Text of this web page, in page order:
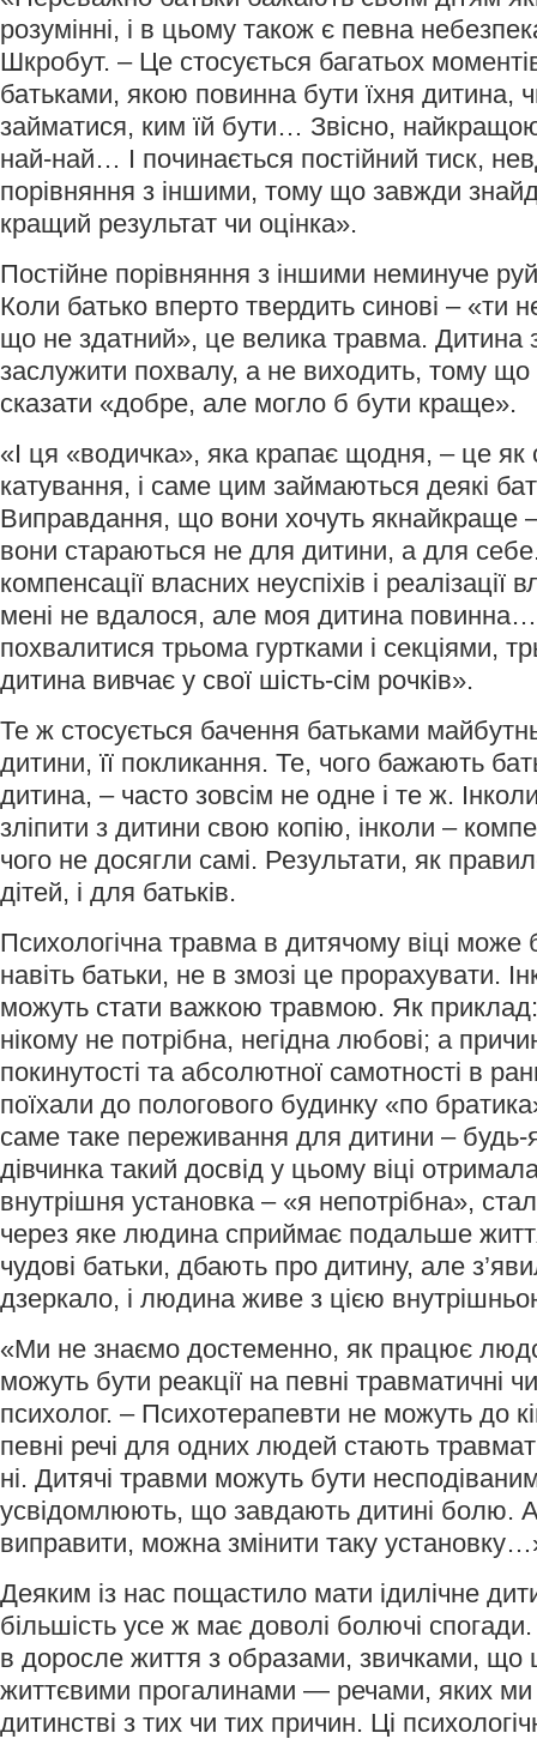
розумінні, і в цьому також є певна
Шкробут. – Це стосується багатьох
батьками, якою повинна бути їхня дитина,
займатися, ким їй бути… Звісно,
най-най… І починається постійний тиск,
порівняння з іншими, тому що завжди
кращий результат чи оцінка».
Постійне порівняння з іншими неминуче
Коли батько вперто твердить синові – «ти
що не здатний», це велика травма. Дитина
заслужити похвалу, а не виходить, тому
сказати «добре, але могло б бути краще».
«І ця «водичка», яка крапає щодня, – це як
катування, і саме цим займаються деякі
Виправдання, що вони хочуть якнайкраще
вони стараються не для дитини, а для
компенсації власних неуспіхів і
мені не вдалося, але моя дитина
похвалитися трьома гуртками і секціями,
дитина вивчає у свої шість-сім рочків».
Те ж стосується бачення батьками
дитини, її покликання. Те, чого бажають
дитина, – часто зовсім не одне і те ж.
зліпити з дитини свою копію, інколи –
чого не досягли самі. Результати, як
дітей, і для батьків.
Психологічна травма в дитячому віці може
навіть батьки, не в змозі це прорахувати.
можуть стати важкою травмою. Як
нікому не потрібна, негідна любові; а
покинутості та абсолютної самотності в
поїхали до пологового будинку «по
саме таке переживання для дитини – будь-
дівчинка такий досвід у цьому віці
внутрішня установка – «я непотрібна»,
через яке людина сприймає подальше
чудові батьки, дбають про дитину, але
дзеркало, і людина живе з цією
«Ми не знаємо достеменно, як працює
можуть бути реакції на певні травматичні
психолог. – Психотерапевти не можуть до
певні речі для одних людей стають
ні. Дитячі травми можуть бути
усвідомлюють, що завдають дитині болю.
виправити, можна змінити таку
Деяким із нас пощастило мати ідилічне
більшість усе ж має доволі болючі
в доросле життя з образами, звичками, що
життєвими прогалинами — речами, яких ми
дитинстві з тих чи тих причин. Ці